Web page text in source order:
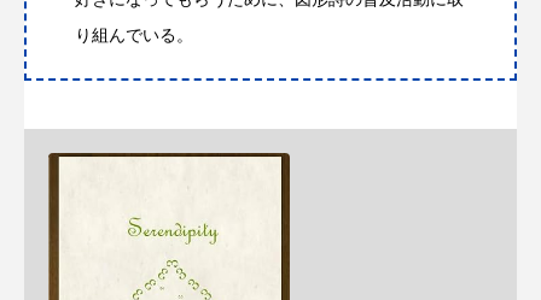
り組んでいる。